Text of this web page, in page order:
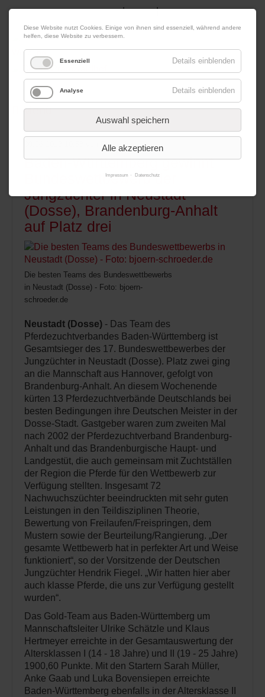
06. August 2026 Impressum|Kontakt|Datenschutz
Werbung
Menü
von Redaktion
Baden-Württemberg gewinnt
Bundeswettbewerb der
Jungzüchter in Neustadt
(Dosse), Brandenburg-Anhalt
auf Platz drei
Die besten Teams des Bundeswettbewerbs
in Neustadt (Dosse) - Foto: bjoern-
schroeder.de
Neustadt (Dosse) - Das Team des
Pferdezuchtverbandes Baden-Württemberg ist
Gesamtsieger des 17. Bundeswettbewerbes der
Jungzüchter in Neustadt (Dosse). Platz zwei ging
an die Mannschaft aus Hannover, gefolgt von
Brandenburg-Anhalt. An diesem Wochenende
kürten 13 Pferdezuchtverbände Deutschlands bei
besten Bedingungen ihre Deutschen Meister in der
Dosse-Stadt. Gastgeber waren zum zweiten Mal
nach 2002 der Pferdezuchtverband Brandenburg-
Anhalt und das Brandenburgische Haupt- und
Landgestüt, die auch gemeinsam mit Zuchtställen
der Region die Pferde für den Wettbewerb zur
Verfügung stellten. Insgesamt 72
Nachwuchszüchter beeindruckten mit sehr guten
Leistungen in den Teildisziplinen Theorie,
Bewertung von Freilaufen/Freispringen, dem
Mustern sowie der Beurteilung/Rangierung. „Der
gesamte Wettbewerb hat in perfekter Art und Weise
funktioniert“, so der Vorsitzende der Deutschen
Jungzüchter Hendrik Fiegel. „Wir hatten hier aber
auch klasse Pferde, die uns zur Verfügung gestellt
wurden“.
Das Gold-Team aus Baden-Württemberg um
Mannschaftsleiter Ulrike Schätzle und Klaus
Hertmeyer erreichte in der Gesamtauswertung der
Altersklassen I (14 - 18 Jahre) und II (19 - 25 Jahre)
1900,60 Punkte. Mit den Startern Sarah Müller,
Anke Gaab und Luka Bovensiepen erreichte
Baden-Württemberg ebenfalls in der Altersklasse II
Diese Website nutzt Cookies. Einige von ihnen sind essenziell, während andere
helfen, diese Website zu verbessern.
Essenziell Details einblenden
Analyse Details einblenden
Auswahl speichern
Alle akzeptieren
Impressum Datenschutz